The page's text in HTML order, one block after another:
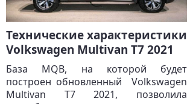
Технические характеристики
Volkswagen Multivan T7 2021
База MQB, на которой будет
построен обновленный Volkswagen
Multivan T7 2021, позволила